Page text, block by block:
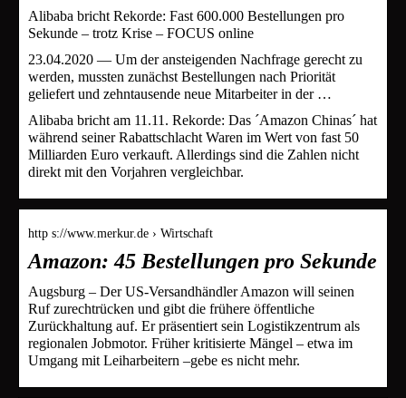
Alibaba bricht Rekorde: Fast 600.000 Bestellungen pro
Sekunde – trotz Krise – FOCUS online
23.04.2020 — Um der ansteigenden Nachfrage gerecht zu
werden, mussten zunächst Bestellungen nach Priorität
geliefert und zehntausende neue Mitarbeiter in der …
Alibaba bricht am 11.11. Rekorde: Das ´Amazon Chinas´ hat
während seiner Rabattschlacht Waren im Wert von fast 50
Milliarden Euro verkauft. Allerdings sind die Zahlen nicht
direkt mit den Vorjahren vergleichbar.
http s://www.merkur.de › Wirtschaft
Amazon: 45 Bestellungen pro Sekunde
Augsburg – Der US-Versandhändler Amazon will seinen
Ruf zurechtrücken und gibt die frühere öffentliche
Zurückhaltung auf. Er präsentiert sein Logistikzentrum als
regionalen Jobmotor. Früher kritisierte Mängel – etwa im
Umgang mit Leiharbeitern –gebe es nicht mehr.